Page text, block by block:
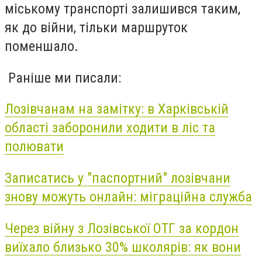
міському транспорті залишився таким,
як до війни, тільки маршруток
поменшало.
Раніше ми писали:
Лозівчанам на замітку: в Харківській
області заборонили ходити в ліс та
полювати
Записатись у "паспортний" лозівчани
знову можуть онлайн: міграційна служба
Через війну з Лозівської ОТГ за кордон
виїхало близько 30% школярів: як вони